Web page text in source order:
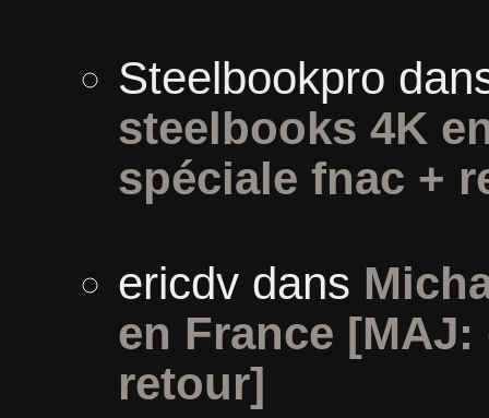
Steelbookpro
steelbooks 4K
spéciale fnac +
ericdvdans
en France
retour]